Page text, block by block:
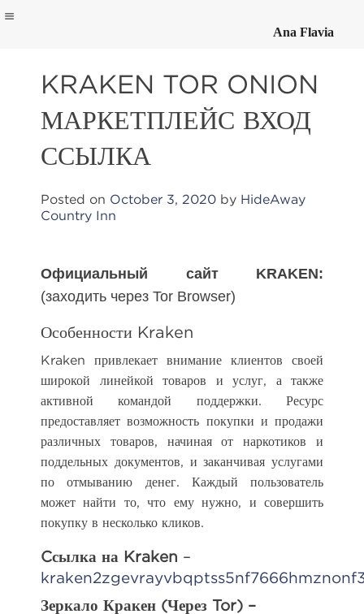
contentKRAKEN TOR ONION
МАРКЕТПЛЕЙС ВХОД
ССЫЛКА
Posted on October 3, 2020 by HideAway
Country Inn
Официальный сайт KRAKEN:
(заходить через Tor Browser)
Особенности Kraken
Kraken привлекает внимание клиентов своей
широкой линейкой товаров и услуг, а также
активной командой поддержки. Ресурс
предоставляет возможность покупки и продажи
различных товаров, начиная от наркотиков и
поддельных документов, и заканчивая услугами
по отмыванию денег. Каждый пользователь
может найти то, что ему нужно, и совершить
покупку в несколько кликов.
Cсылка на Kraken –
Зеркало Кракен (Через Tor) –
Ana Flavia